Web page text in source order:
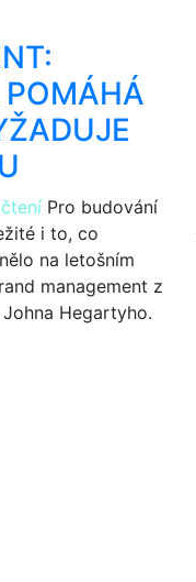
POMÁHÁ
Pro budování
i to, co
na letošním
management z
Hegartyho.